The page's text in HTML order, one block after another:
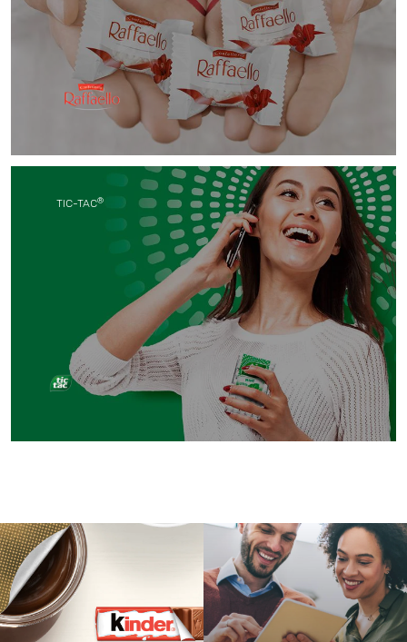
Деликатен кокос и хрупкави бадеми се съчетават
в изисканите бонбони Raffaello за уникална
сладост с лек вкус.
TIC-TAC®
Ние предлагаме онези малки моменти, които
влияят положително на вътрешните ви вибрации,